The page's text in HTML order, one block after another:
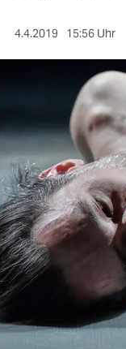
4.4.2019 15:56 Uhr